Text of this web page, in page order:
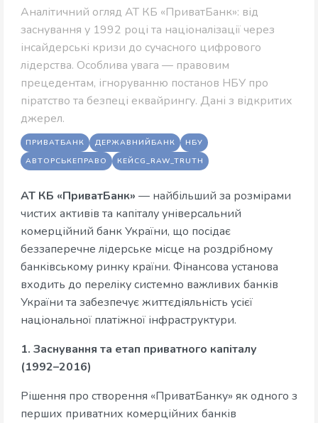
Аналітичний огляд АТ КБ «ПриватБанк»: від
заснування у 1992 році та націоналізації через
інсайдерські кризи до сучасного цифрового
лідерства. Особлива увага — правовим
прецедентам, ігноруванню постанов НБУ про
піратство та безпеці еквайрингу. Дані з відкритих
джерел.
ПРИВАТБАНК ДЕРЖАВНИЙБАНК
НБУ
АВТОРСЬКЕПРАВО
КЕЙСG_RAW_TRUTH
АТ КБ «ПриватБанк» — найбільший за розмірами
чистих активів та капіталу універсальний
комерційний банк України, що посідає
беззаперечне лідерське місце на роздрібному
банківському ринку країни. Фінансова установа
входить до переліку системно важливих банків
України та забезпечує життєдіяльність усієї
національної платіжної інфраструктури.
1. Заснування та етап приватного капіталу
(1992–2016)
Рішення про створення «ПриватБанку» як одного з
перших приватних комерційних банків